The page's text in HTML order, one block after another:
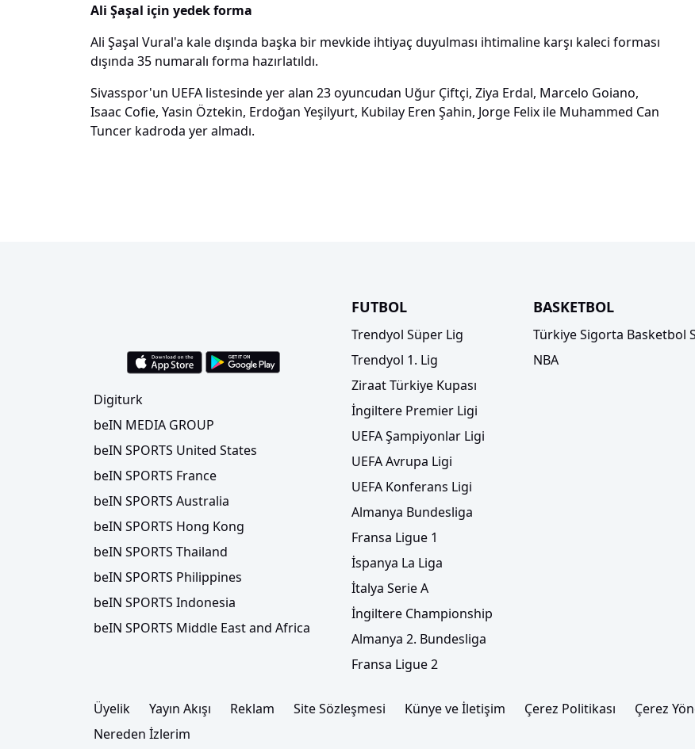
Ali Şaşal için yedek forma
Ali Şaşal Vural'a kale dışında başka bir mevkide ihtiyaç duyulması ihtimaline karşı kaleci forması
dışında 35 numaralı forma hazırlatıldı.
Sivasspor'un UEFA listesinde yer alan 23 oyuncudan Uğur Çiftçi, Ziya Erdal, Marcelo Goiano,
Isaac Cofie, Yasin Öztekin, Erdoğan Yeşilyurt, Kubilay Eren Şahin, Jorge Felix ile Muhammed Can
Tuncer kadroda yer almadı.
Digiturk
beIN MEDIA GROUP
beIN SPORTS United States
beIN SPORTS France
beIN SPORTS Australia
beIN SPORTS Hong Kong
beIN SPORTS Thailand
beIN SPORTS Philippines
beIN SPORTS Indonesia
beIN SPORTS Middle East and Africa
FUTBOL
Trendyol Süper Lig
Trendyol 1. Lig
Ziraat Türkiye Kupası
İngiltere Premier Ligi
UEFA Şampiyonlar Ligi
UEFA Avrupa Ligi
UEFA Konferans Ligi
Almanya Bundesliga
Fransa Ligue 1
İspanya La Liga
İtalya Serie A
İngiltere Championship
Almanya 2. Bundesliga
Fransa Ligue 2
BASKETBOL
Türkiye Sigorta Basketbol
NBA
Üyelik Yayın Akışı Reklam Site Sözleşmesi Künye ve İletişim Çerez Politikası Çerez
Nereden İzlerim